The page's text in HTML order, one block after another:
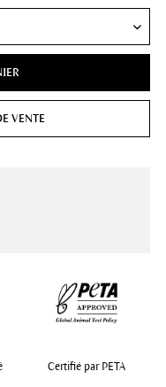
VENTE
Certifié par PETA